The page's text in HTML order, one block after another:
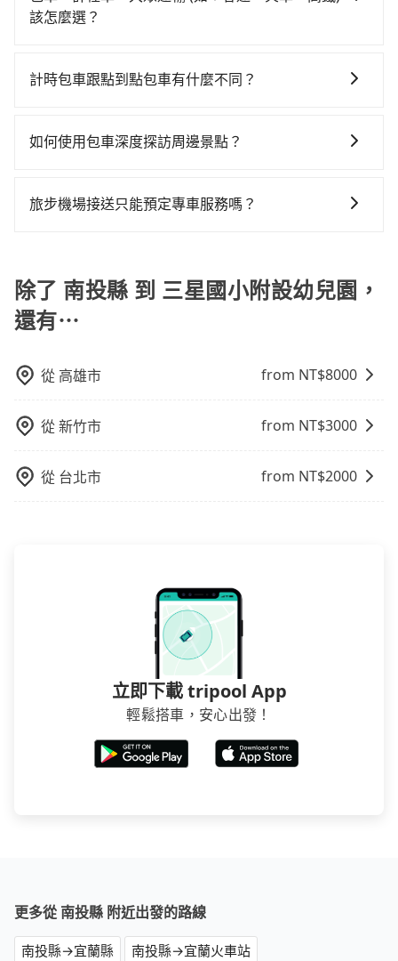
合法執照的計程車僅有300多輛，計程車的密度為雙北的
機不按表收費，看乘客是外地人便漫天喊價或恣意繞
不預約包車，不僅每人至少額外負擔430元車資，而且更
的拼車共乘服務，最多可再節省50%的交通費用。
每日里程限定200~400公里，超過還會額外加收
（埔里鎮）與三星國小附設幼兒園，預計的小轎車花費
返回，租車就非常不方便。再者，租車地點可能離你的
鐘做簽約與車體檢查，甚至還要先自行加滿油，如遇到
$2,400。但如果你無法提前預約，或偏好臨時叫車，那
北的500倍之多。如果當天或隔天也要原路返回，宜蘭縣
採現場議價，建議最好先上網預約，以免當場被坑受
清明掃墓、包車旅遊、參加喜宴/喪禮、就醫回診、登山
班，或者任何跨縣市接送的需求，tripool都能滿足你。
週內寄出電子收據。
該怎麼選？
擇： 預算：不同交通工具價格不同，可先確定您的預
比較寬鬆且不介意耗時轉乘可選大眾運輸或較貴的計程
車。 時間：需在特定時間到達目的地可選包車或計程
計時包車跟點到點包車有什麼不同？
不同之處： 計時包車：計時包車是按照用車時間來計
多個地點間來回穿梭的客戶，例如市區觀光、商務差旅
個城市到另一個城市的長途包車。
如何使用包車深度探訪周邊景點？
的便利性和彈性，探訪更多的景點，並且可以按照自己
找當地導遊或者向當地居民請教，了解更多的深度資訊
和內幕，並且可以在旅途中收集更多的故事和經驗，豐
富自己的旅程。
旅步機場接送只能預定專車服務嗎？
受更實惠的價格，一樣可享受到府接送的便利。
除了 南投縣 到 三星國小附設幼兒園，
還有⋯
從 高雄市 from NT$8000
從新竹市 from NT$3000
從 台北市 from NT$2000
立即下載 tripool App
輕鬆搭車，安心出發！
更多從 南投縣 附近出發的路線
南投縣→宜蘭縣
南投縣→宜蘭火車站